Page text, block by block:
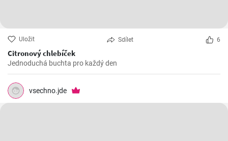
Uložit Sdílet 6
Citronový chlebíček
Jednoduchá buchta pro každý den
vsechno.jde